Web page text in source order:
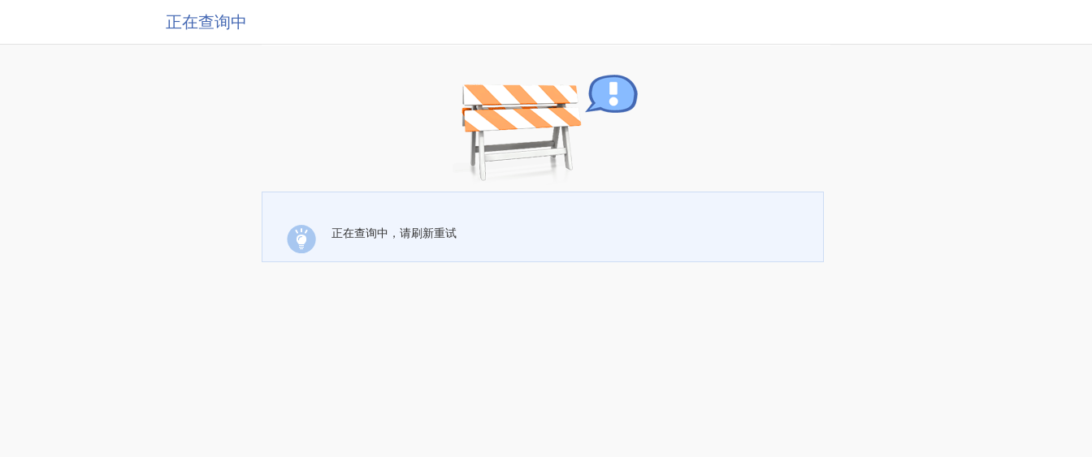
正在查询中
正在查询中，请刷新重试